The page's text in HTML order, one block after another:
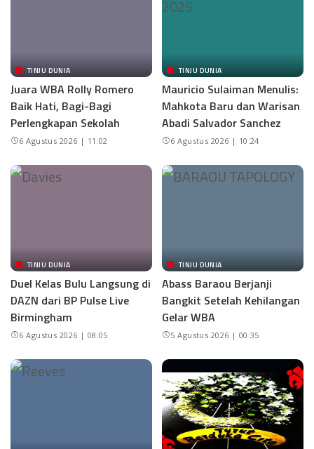
TINJU DUNIA
Juara WBA Rolly Romero
Baik Hati, Bagi-Bagi
Perlengkapan Sekolah
6 Agustus 2026 | 11:02
TINJU DUNIA
Mauricio Sulaiman Menulis:
Mahkota Baru dan Warisan
Abadi Salvador Sanchez
6 Agustus 2026 | 10:24
TINJU DUNIA
Duel Kelas Bulu Langsung di
DAZN dari BP Pulse Live
Birmingham
6 Agustus 2026 | 08:05
TINJU DUNIA
Abass Baraou Berjanji
Bangkit Setelah Kehilangan
Gelar WBA
5 Agustus 2026 | 00:35